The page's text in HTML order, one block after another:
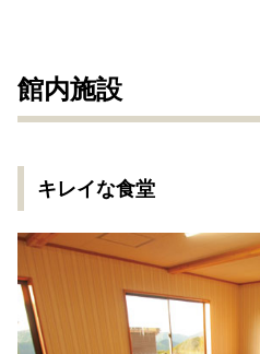
館内施設
キレイな食堂